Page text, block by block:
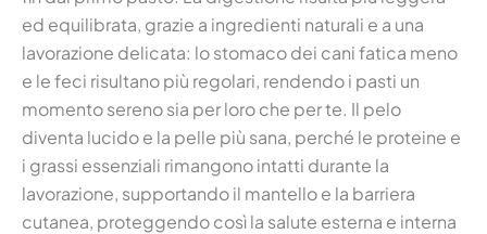
ed equilibrata, grazie a ingredienti naturali e a una
lavorazione delicata: lo stomaco dei cani fatica meno
e le feci risultano più regolari, rendendo i pasti un
momento sereno sia per loro che per te. Il pelo
diventa lucido e la pelle più sana, perché le proteine e
i grassi essenziali rimangono intatti durante la
lavorazione, supportando il mantello e la barriera
cutanea, proteggendo così la salute esterna e interna